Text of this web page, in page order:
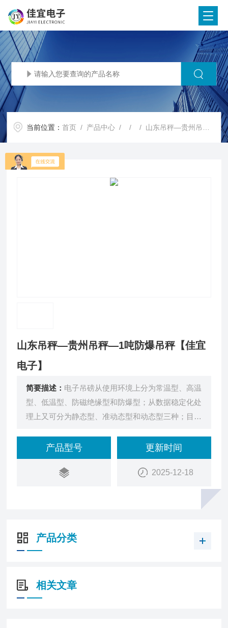
当前位置：首页 / 产品中心 / / / 山东吊秤—贵州吊秤—1吨防爆吊秤【佳宜电子】
山东吊秤—贵州吊秤—1吨防爆吊秤【佳宜
电子】
简要描述： 电子吊磅从使用环境上分为常温型、高温
型、低温型、防磁绝缘型和防爆型；从数据稳定化处
理上又可分为静态型、准动态型和动态型三种；目前
产品型号 更新时间
2025-12-18
产品分类
相关文章